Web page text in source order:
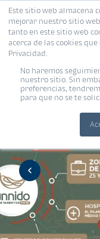
Este sitio web almacena
mejorar nuestro sitio
tanto en este sitio web
acerca de las cookies
Privacidad.
No haremos
nuestro sitio. Sin
preferencias,
para que no se te